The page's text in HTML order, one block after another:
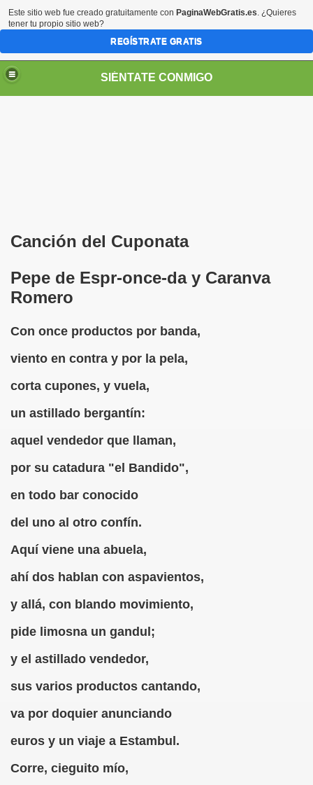
SIÉNTATE CONMIGO
Canción del Cuponata
Pepe de Espr-once-da y Caranva
Romero
Con once productos por banda,
viento en contra y por la pela,
corta cupones, y vuela,
un astillado bergantín:
aquel vendedor que llaman,
por su catadura "el Bandido",
en todo bar conocido
del uno al otro confín.
Aquí viene una abuela,
ahí dos hablan con aspavientos,
y allá, con blando movimiento,
pide limosna un gandul;
y el astillado vendedor,
sus varios productos cantando,
va por doquier anunciando
euros y un viaje a Estambul.
Corre, cieguito mío,
Romero)
Romero)
Romero)
1980, Caranva Romero)
Este sitio web fue creado gratuitamente con PaginaWebGratis.es. ¿Quieres
tener tu propio sitio web?
REGÍSTRATE GRATIS